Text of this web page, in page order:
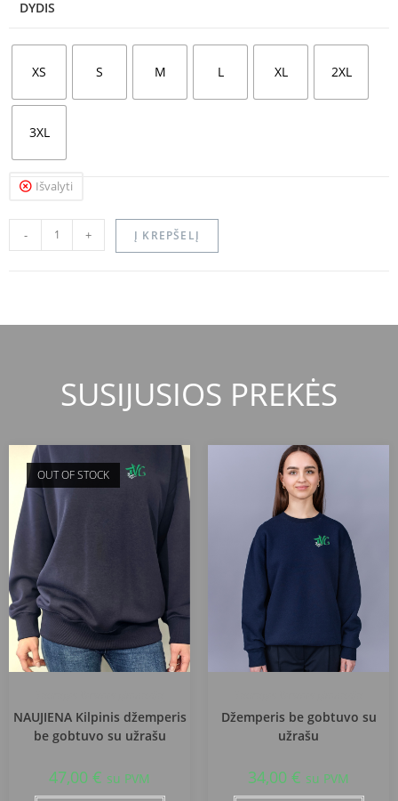
DYDIS
XS S M L XL 2XL
3XL
Išvalyti
- + Į KREPŠELĮ
SUSIJUSIOS PREKĖS
OUT OF STOCK
NAUJIENA Kilpinis džemperis
be gobtuvo su užrašu
47,00 € su PVM
Džemperis be gobtuvo su
užrašu
34,00 € su PVM